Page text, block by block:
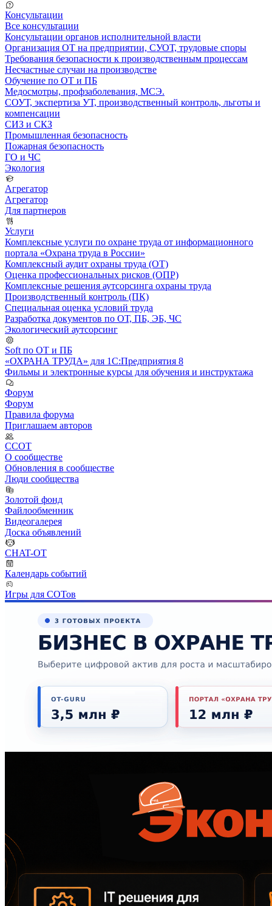
Консультации
Все консультации
Консультации органов исполнительной власти
Организация ОТ на предприятии, СУОТ, трудовые споры
Требования безопасности к производственным процессам
Несчастные случаи на производстве
Обучение по ОТ и ПБ
Медосмотры, профзаболевания, МСЭ.
СОУТ, экспертиза УТ, производственный контроль, льготы и
компенсации
СИЗ и СКЗ
Промышленная безопасность
Пожарная безопасность
ГО и ЧС
Экология
Агрегатор
Агрегатор
Для партнеров
Услуги
Комплексные услуги по охране труда от информационного
портала «Охрана труда в России»
Комплексный аудит охраны труда (ОТ)
Оценка профессиональных рисков (ОПР)
Комплексные решения аутсорсинга охраны труда
Производственный контроль (ПК)
Специальная оценка условий труда
Разработка документов по ОТ, ПБ, ЭБ, ЧС
Экологический аутсорсинг
Soft по ОТ и ПБ
«ОХРАНА ТРУДА» для 1С:Предприятия 8
Фильмы и электронные курсы для обучения и инструктажа
Форум
Форум
Правила форума
Приглашаем авторов
ССОТ
О сообществе
Обновления в сообществе
Люди сообщества
Золотой фонд
Файлообменник
Видеогалерея
Доска объявлений
CHAT-OT
Календарь событий
Игры для СОТов